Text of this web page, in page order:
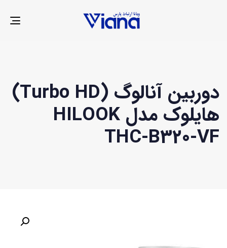
دوربین آنالوگ (Turbo HD)
هایلوک مدل HILOOK
THC-B320-VF